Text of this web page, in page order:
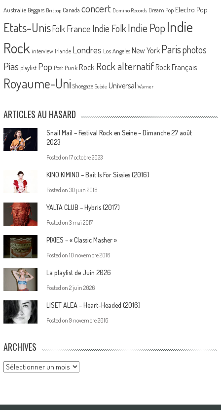
Australie Beggars Britpop Canada concert Domino Records Dream Pop Electro Pop
Etats-UnisFolk France Indie FolkIndie PopIndie
Rock interview Irlande Londres Los Angeles New York Parisphotos
Pias playlist Pop Post Punk Rock Rock alternatif Rock Français
Royaume-Uni Shoegaze Suède Universal Warner
ARTICLES AU HASARD
Snail Mail – Festival Rock en Seine – Dimanche 27 août
2023
Posted on 17 octobre 2023
KINO KIMINO – Bait Is For Sissies (2016)
Posted on 30 juin 2016
YALTA CLUB – Hybris (2017)
Posted on 3 mai 2017
PIXIES – « Classic Masher »
Posted on 10 novembre 2016
La playlist de Juin 2026
Posted on 2 juin 2026
LISET ALEA – Heart-Headed (2016)
Posted on 9 novembre 2016
ARCHIVES
Archives